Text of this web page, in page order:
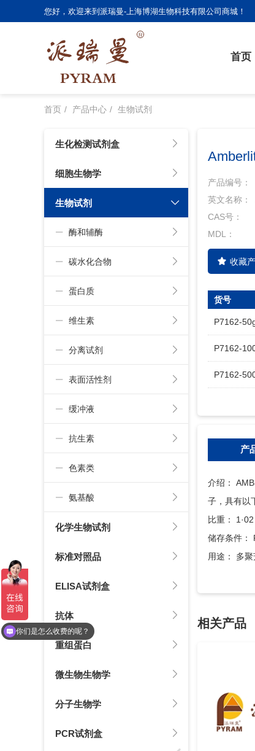
您好，欢迎来到派瑞曼-上海博湖生物科技有限公司商城！
首页
首页 产品中心 生物试剂
生化检测试剂盒
细胞生物学
生物试剂
酶和辅酶
碳水化合物
蛋白质
维生素
分离试剂
表面活性剂
缓冲液
抗生素
色素类
氨基酸
化学生物试剂
标准对照品
ELISA试剂盒
抗体
重组蛋白
微生物生物学
分子生物学
PCR试剂盒
产品编号：
英文名称：
CAS号：
MDL：
收藏
货号
P7162-
P7162-
P7162-
产
介绍：
子，具有以
比重： 1·02
储存条件：
用途： 多
相关产品
你们是怎么收费的呢？
现在有优惠活动么？